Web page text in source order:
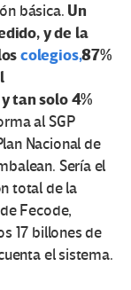
básica. Un
y de la
colegios,87%
tan solo 4%
al SGP
Nacional de
Sería el
total de la
Fecode,
17 billones de
el sistema.